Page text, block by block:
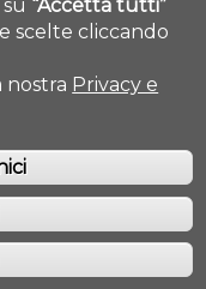
UNIVERSITÀ DEGLI STUDI
PESCARA
“Accetta tutti”
scelte cliccando
nostra Privacy e